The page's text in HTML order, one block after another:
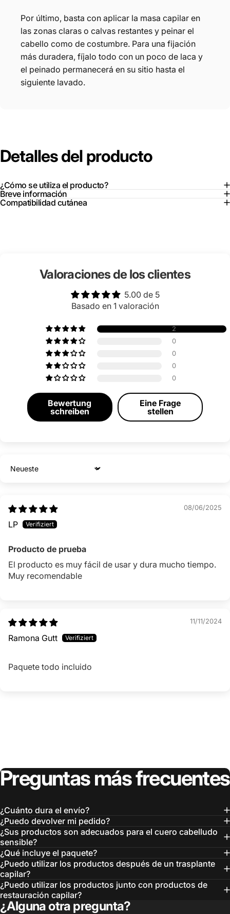
Por último, basta con aplicar la masa capilar en
las zonas claras o calvas restantes y peinar el
cabello como de costumbre. Para una fijación
más duradera, fíjalo todo con un poco de laca y
el peinado permanecerá en su sitio hasta el
siguiente lavado.
Detallesdel producto
¿Cómo se utiliza el producto?
Breve información
Compatibilidad cutánea
Valoraciones de los clientes
5.00 de 5
Basado en 1 valoración
2
0
0
0
0
Bewertung
schreiben
Eine Frage
stellen
Sort by
08/06/2025
LP
Producto de prueba
El producto es muy fácil de usar y dura mucho tiempo.
Muy recomendable
11/11/2024
Ramona Gutt
Paquete todo incluido
Preguntasmásfrecuentes
¿Cuánto dura el envío?
¿Puedo devolver mi pedido?
¿Sus productos son adecuados para el cuero cabelludo
sensible?
¿Qué incluye el paquete?
¿Puedo utilizar los productos después de un trasplante
capilar?
¿Puedo utilizar los productos junto con productos de
restauración capilar?
¿Alguna otra pregunta?